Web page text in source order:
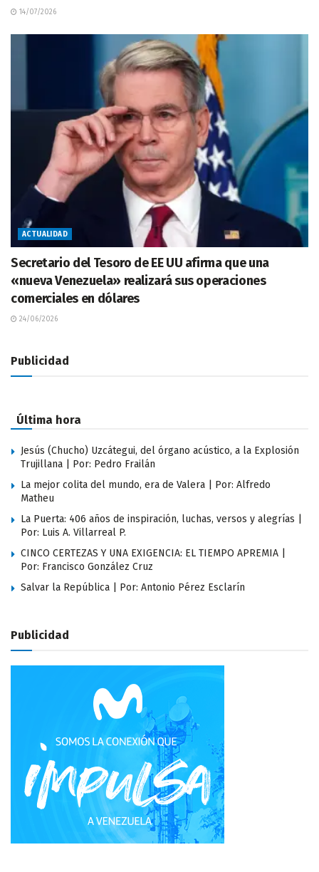
14/07/2026
ACTUALIDAD
Secretario del Tesoro de EE UU afirma que una
«nueva Venezuela» realizará sus operaciones
comerciales en dólares
24/06/2026
Publicidad
Última hora
Jesús (Chucho) Uzcátegui, del órgano acústico, a la Explosión
Trujillana | Por: Pedro Frailán
La mejor colita del mundo, era de Valera | Por: Alfredo
Matheu
La Puerta: 406 años de inspiración, luchas, versos y alegrías |
Por: Luis A. Villarreal P.
CINCO CERTEZAS Y UNA EXIGENCIA: EL TIEMPO APREMIA |
Por: Francisco González Cruz
Salvar la República | Por: Antonio Pérez Esclarín
Publicidad